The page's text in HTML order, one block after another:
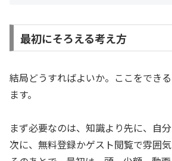
最初にそろえる考え方
結局どうすればよいか。ここをでき
ます。
まず必要なのは、知識より先に、自
次に、無料登録かゲスト閲覧で雰囲気